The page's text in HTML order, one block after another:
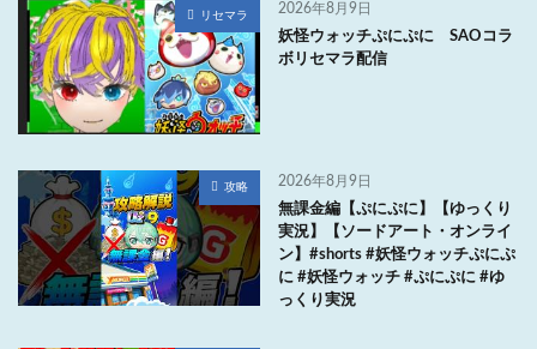
リセマラ 2026年8月9日
妖怪ウォッチぷにぷに SAOコラ
ボリセマラ配信
攻略 2026年8月9日
無課金編【ぷにぷに】【ゆっくり
実況】【ソードアート・オンライ
ン】#shorts #妖怪ウォッチぷにぷ
に #妖怪ウォッチ #ぷにぷに #ゆ
っくり実況